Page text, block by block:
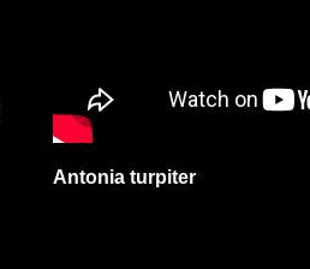
Antonia turpiter